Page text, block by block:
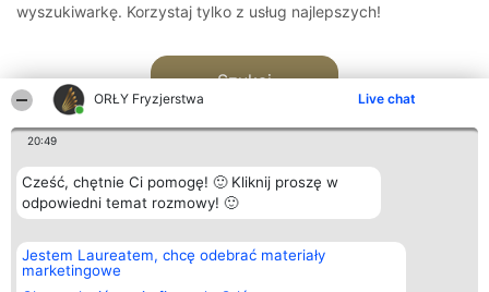
ORŁY Fryzjerstwa Live chat
20:49
Cześć, chętnie Ci pomogę! 🙂 Kliknij proszę w
odpowiedni temat rozmowy! 🙂
Jestem Laureatem, chcę odebrać materiały
marketingowe
wyszukiwarkę. Korzystaj tylko z usług najlepszych!
Szukaj
Organizator plebiscytu
Bright Side Solutions sp. z o.
o. sp. k.
ul. Ruska 22
Plebiscyt
Laureaci
wszystkich
Kontakt
Kontakt